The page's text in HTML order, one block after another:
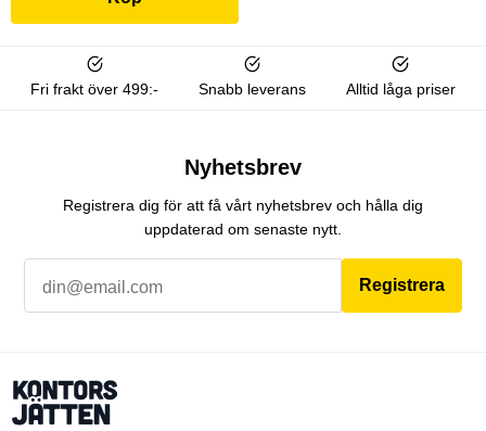
Fri frakt över 499:- Snabb leverans Alltid låga priser
Nyhetsbrev
Registrera dig för att få vårt nyhetsbrev och hålla dig
uppdaterad om senaste nytt.
Registrera